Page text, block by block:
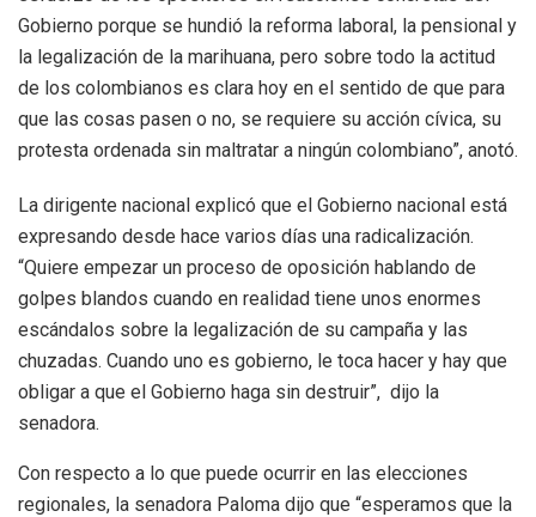
Gobierno porque se hundió la reforma laboral, la pensional y
la legalización de la marihuana, pero sobre todo la actitud
de los colombianos es clara hoy en el sentido de que para
que las cosas pasen o no, se requiere su acción cívica, su
protesta ordenada sin maltratar a ningún colombiano”, anotó.
La dirigente nacional explicó que el Gobierno nacional está
expresando desde hace varios días una radicalización.
“Quiere empezar un proceso de oposición hablando de
golpes blandos cuando en realidad tiene unos enormes
escándalos sobre la legalización de su campaña y las
chuzadas. Cuando uno es gobierno, le toca hacer y hay que
obligar a que el Gobierno haga sin destruir”, dijo la
senadora.
Con respecto a lo que puede ocurrir en las elecciones
regionales, la senadora Paloma dijo que “esperamos que la